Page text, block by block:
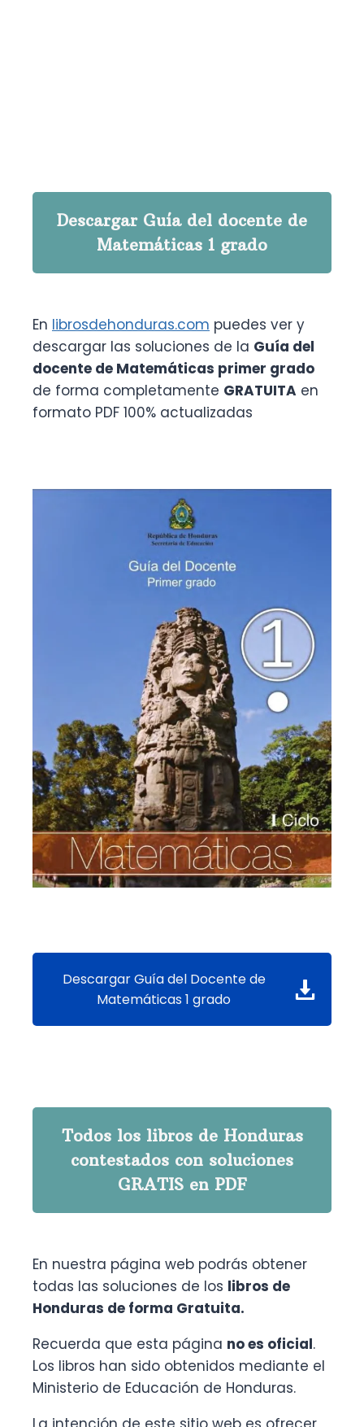
Descargar Guía del docente de
Matemáticas 1 grado
En librosdehonduras.com puedes ver y
descargar las soluciones de la Guía del
docente de Matemáticas primer grado
de forma completamente GRATUITA en
formato PDF 100% actualizadas
Descargar Guía del Docente de
Matemáticas 1 grado
Todos los libros de Honduras
contestados con soluciones
GRATIS en PDF
En nuestra página web podrás obtener
todas las soluciones de los libros de
Honduras de forma Gratuita.
Recuerda que esta página no es oficial.
Los libros han sido obtenidos mediante el
Ministerio de Educación de Honduras.